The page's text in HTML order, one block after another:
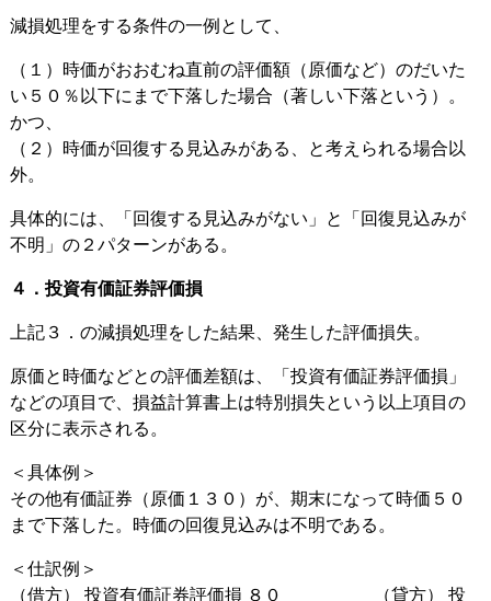
減損処理をする条件の一例として、
（１）時価がおおむね直前の評価額（原価など）のだいた
い５０％以下にまで下落した場合（著しい下落という）。
かつ、
（２）時価が回復する見込みがある、と考えられる場合以
外。
具体的には、「回復する見込みがない」と「回復見込みが
不明」の２パターンがある。
４．投資有価証券評価損
上記３．の減損処理をした結果、発生した評価損失。
原価と時価などとの評価差額は、「投資有価証券評価損」
などの項目で、損益計算書上は特別損失という以上項目の
区分に表示される。
＜具体例＞
その他有価証券（原価１３０）が、期末になって時価５０
まで下落した。時価の回復見込みは不明である。
＜仕訳例＞
（借方） 投資有価証券評価損 ８０ （貸方） 投